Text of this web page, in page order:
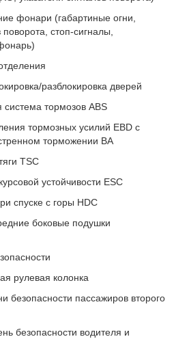
фонари (габартиные огни,
поворота, стоп-сигналы,
разблокировка дверей
система тормозов ABS
тормозных усилий EBD с
торможении BA
TSC
устойчивости ESC
спуске с горы HDC
боковые подушки
рулевая колонка
безопасности пассажиров второго
безопасности водителя и